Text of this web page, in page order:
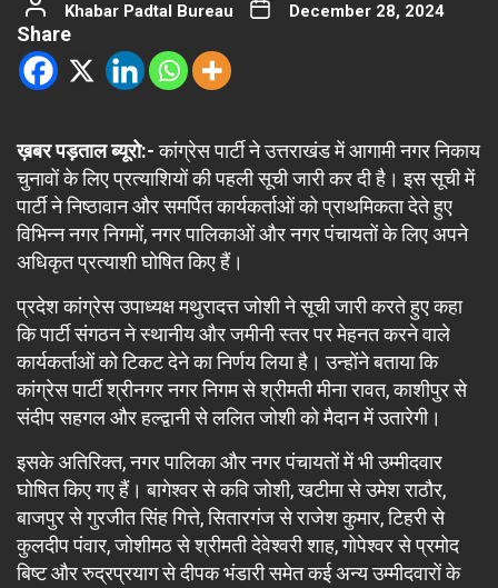
Khabar Padtal Bureau December 28, 2024
Share
ख़बर पड़ताल ब्यूरो:-कांग्रेस पार्टी ने उत्तराखंड में आगामी नगर निकाय
चुनावों के लिए प्रत्याशियों की पहली सूची जारी कर दी है। इस सूची में
पार्टी ने निष्ठावान और समर्पित कार्यकर्ताओं को प्राथमिकता देते हुए
विभिन्न नगर निगमों, नगर पालिकाओं और नगर पंचायतों के लिए अपने
अधिकृत प्रत्याशी घोषित किए हैं।
प्रदेश कांग्रेस उपाध्यक्ष मथुरादत्त जोशी ने सूची जारी करते हुए कहा
कि पार्टी संगठन ने स्थानीय और जमीनी स्तर पर मेहनत करने वाले
कार्यकर्ताओं को टिकट देने का निर्णय लिया है। उन्होंने बताया कि
कांग्रेस पार्टी श्रीनगर नगर निगम से श्रीमती मीना रावत, काशीपुर से
संदीप सहगल और हल्द्वानी से ललित जोशी को मैदान में उतारेगी।
इसके अतिरिक्त, नगर पालिका और नगर पंचायतों में भी उम्मीदवार
घोषित किए गए हैं। बागेश्वर से कवि जोशी, खटीमा से उमेश राठौर,
बाजपुर से गुरजीत सिंह गित्ते, सितारगंज से राजेश कुमार, टिहरी से
कुलदीप पंवार, जोशीमठ से श्रीमती देवेश्वरी शाह, गोपेश्वर से प्रमोद
बिष्ट और रुद्रप्रयाग से दीपक भंडारी समेत कई अन्य उम्मीदवारों के